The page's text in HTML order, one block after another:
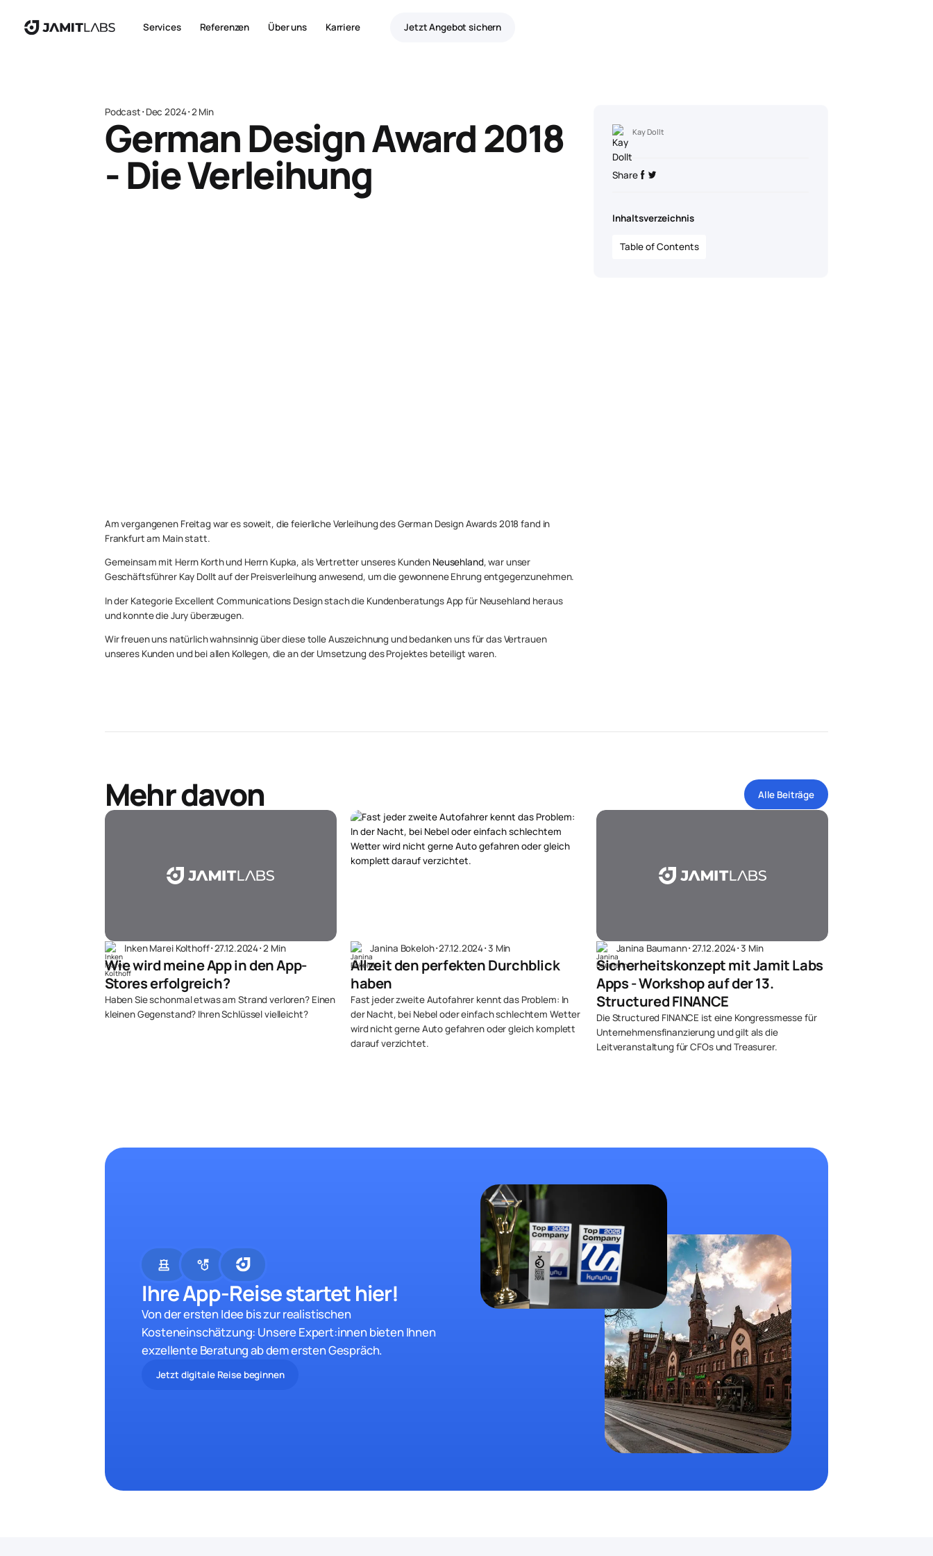
Services Referenzen Über uns Karriere Jetzt Angebot sichern
Podcast･Dec 2024･2 Min
German Design Award 2018
- Die Verleihung
Am vergangenen Freitag war es soweit, die feierliche Verleihung des German Design Awards 2018 fand in
Frankfurt am Main statt.
Gemeinsam mit Herrn Korth und Herrn Kupka, als Vertretter unseres Kunden Neusehland, war unser
Geschäftsführer Kay Dollt auf der Preisverleihung anwesend, um die gewonnene Ehrung entgegenzunehmen.
In der Kategorie Excellent Communications Design stach die Kundenberatungs App für Neusehland heraus
und konnte die Jury überzeugen.
Wir freuen uns natürlich wahnsinnig über diese tolle Auszeichnung und bedanken uns für das Vertrauen
unseres Kunden und bei allen Kollegen, die an der Umsetzung des Projektes beteiligt waren.
Kay Dollt
Share
Inhaltsverzeichnis
Table of Contents
Mehr davon Alle Beiträge
Inken Marei Kolthoff･27.12.2024･2 Min
Wie wird meine App in den App-
Stores erfolgreich?
Haben Sie schonmal etwas am Strand verloren? Einen
kleinen Gegenstand? Ihren Schlüssel vielleicht?
Janina Bokeloh･27.12.2024･3 Min
Allzeit den perfekten Durchblick
haben
Fast jeder zweite Autofahrer kennt das Problem: In
der Nacht, bei Nebel oder einfach schlechtem Wetter
wird nicht gerne Auto gefahren oder gleich komplett
darauf verzichtet.
Janina Baumann･27.12.2024･3 Min
Sicherheits­konzept mit Jamit Labs
Apps - Workshop auf der 13.
Structured FINANCE
Die Structured FINANCE ist eine Kongressmesse für
Unternehmensfinanzierung und gilt als die
Leitveranstaltung für CFOs und Treasurer.
chess strategy
Ihre App-Reise startet hier!
Von der ersten Idee bis zur realistischen
Kosteneinschätzung: Unsere Expert:innen bieten Ihnen
exzellente Beratung ab dem ersten Gespräch.
Jetzt digitale Reise beginnen